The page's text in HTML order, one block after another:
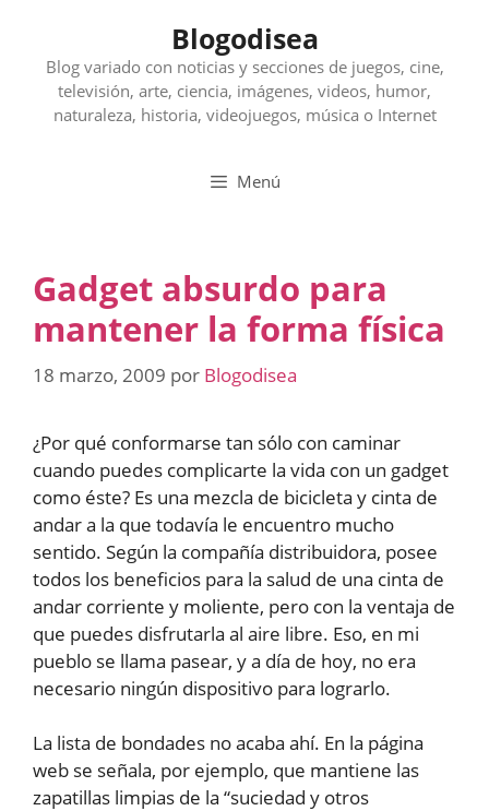
contenido
Blogodisea
Blog variado con noticias y secciones de juegos, cine,
televisión, arte, ciencia, imágenes, videos, humor,
naturaleza, historia, videojuegos, música o Internet
Menú
Gadget absurdo para
mantener la forma física
18 marzo, 2009 por Blogodisea
¿Por qué conformarse tan sólo con caminar
cuando puedes complicarte la vida con un gadget
como éste? Es una mezcla de bicicleta y cinta de
andar a la que todavía le encuentro mucho
sentido. Según la compañía distribuidora, posee
todos los beneficios para la salud de una cinta de
andar corriente y moliente, pero con la ventaja de
que puedes disfrutarla al aire libre. Eso, en mi
pueblo se llama pasear, y a día de hoy, no era
necesario ningún dispositivo para lograrlo.
La lista de bondades no acaba ahí. En la página
web se señala, por ejemplo, que mantiene las
zapatillas limpias de la “suciedad y otros